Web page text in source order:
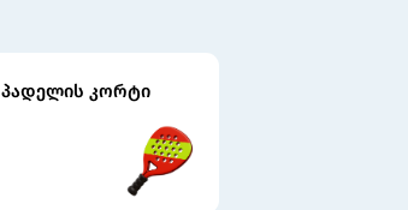
პადელის კორტი